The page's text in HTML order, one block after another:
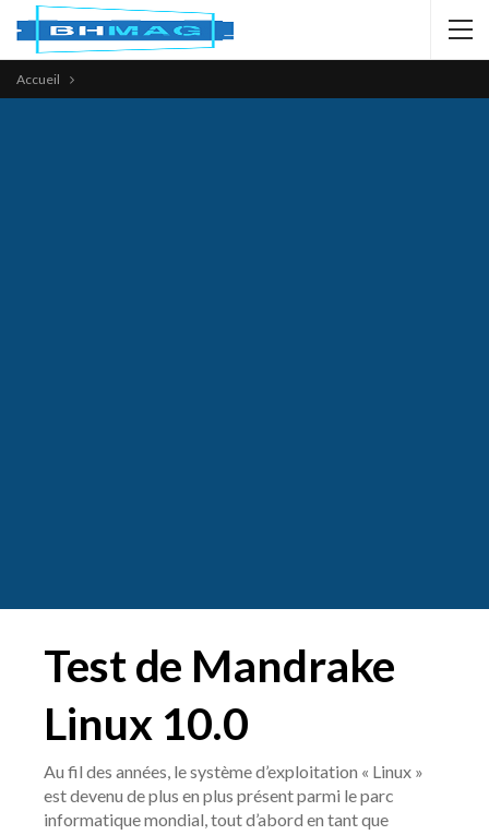
Accueil
Test de Mandrake
Linux 10.0
Au fil des années, le système d’exploitation « Linux »
est devenu de plus en plus présent parmi le parc
informatique mondial, tout d’abord en tant que